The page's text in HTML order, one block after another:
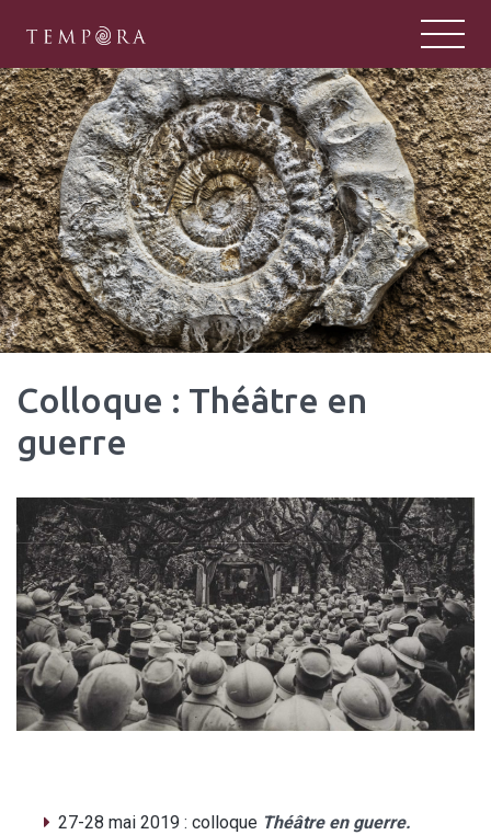
TEMPORA
Tempora : un pôle majeur de la
Colloque : Théâtre en
guerre
27-28 mai 2019 : colloque Théâtre en guerre.